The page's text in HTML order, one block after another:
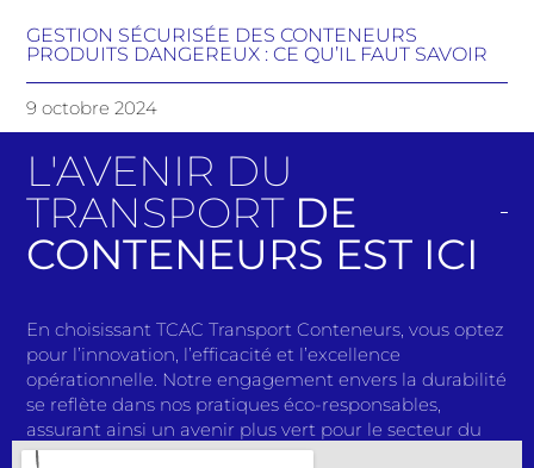
GESTION SÉCURISÉE DES CONTENEURS
PRODUITS DANGEREUX : CE QU’IL FAUT SAVOIR
9 octobre 2024
L'AVENIR DU
TRANSPORT DE
CONTENEURS EST ICI
En choisissant TCAC Transport Conteneurs, vous optez
pour l’innovation, l’efficacité et l’excellence
opérationnelle. Notre engagement envers la durabilité
se reflète dans nos pratiques éco-responsables,
assurant ainsi un avenir plus vert pour le secteur du
transport. Avec des solutions de pointe et une équipe